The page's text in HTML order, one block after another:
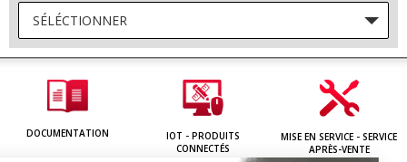
SÉLÉCTIONNER
DOCUMENTATION
IOT - PRODUITS
CONNECTÉS
MISE EN SERVICE - SERVICE
APRÈS-VENTE